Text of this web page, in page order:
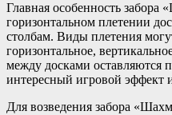
Главная особенность забора
горизонтальном плетении
столбам. Виды плетения
горизонтальное,
между досками оставляются
интересный игровой эффект
Для возведения забора